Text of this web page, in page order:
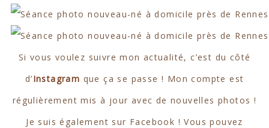
Si vous voulez suivre mon actualité, c’est du côté
d’Instagram que ça se passe ! Mon compte est
régulièrement mis à jour avec de nouvelles photos !
Je suis également sur Facebook ! Vous pouvez